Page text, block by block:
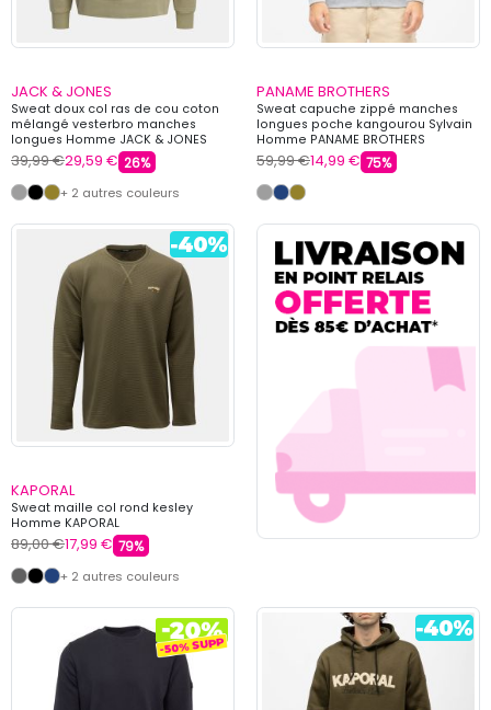
JACK & JONES
Sweat doux col ras de cou coton
mélangé vesterbro manches
longues Homme JACK & JONES
39,99 €29,59 € 26%
+ 2 autres couleurs
PANAME BROTHERS
Sweat capuche zippé manches
longues poche kangourou Sylvain
Homme PANAME BROTHERS
59,99 €14,99 € 75%
KAPORAL
Sweat maille col rond kesley
Homme KAPORAL
89,00 €17,99 € 79%
+ 2 autres couleurs